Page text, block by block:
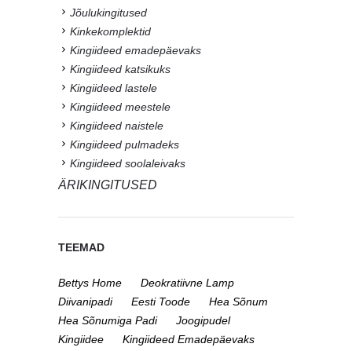
Jõulukingitused
Kinkekomplektid
Kingiideed emadepäevaks
Kingiideed katsikuks
Kingiideed lastele
Kingiideed meestele
Kingiideed naistele
Kingiideed pulmadeks
Kingiideed soolaleivaks
ÄRIKINGITUSED
TEEMAD
Bettys Home
Deokratiivne Lamp
Diivanipadi
Eesti Toode
Hea Sõnum
Hea Sõnumiga Padi
Joogipudel
Kingiidee
Kingiideed Emadepäevaks